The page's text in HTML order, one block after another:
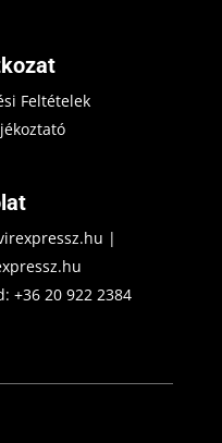
Feltételek
|
+36 20 922 2384